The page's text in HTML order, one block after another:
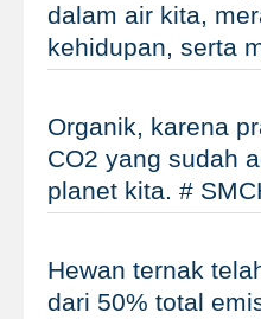
dalam air kita,
kehidupan, serta
Organik, karena
CO2 yang sudah
planet kita. #
Hewan ternak
dari 50% total